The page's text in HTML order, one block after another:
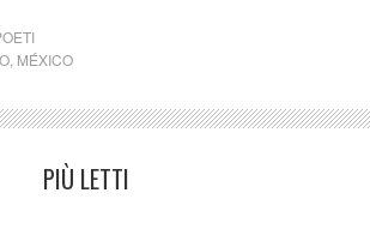
MÉXICO
PIÙ LETTI